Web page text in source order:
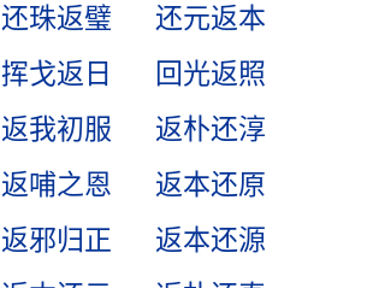
还珠返璧
还元返本
挥戈返日
回光返照
返我初服
返朴还淳
返哺之恩
返本还原
返邪归正
返本还源